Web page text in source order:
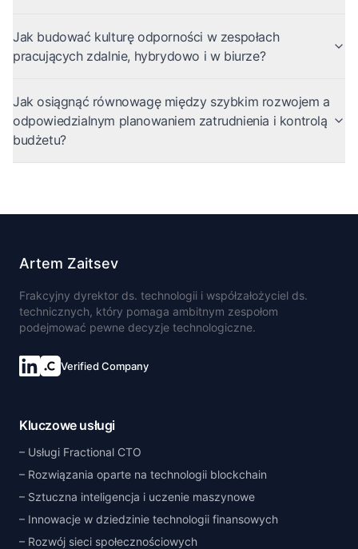
Jak budować kulturę odporności w zespołach
pracujących zdalnie, hybrydowo i w biurze?
Jak osiągnąć równowagę między szybkim rozwojem a
odpowiedzialnym planowaniem zatrudnienia i kontrolą
budżetu?
Artem Zaitsev
Frakcyjny dyrektor ds. technologii i współzałożyciel ds.
technicznych, który pomaga ambitnym zespołom
podejmować pewne decyzje technologiczne.
Verified Company
Kluczowe usługi
Usługi Fractional CTO
Rozwiązania oparte na technologii blockchain
Sztuczna inteligencja i uczenie maszynowe
Innowacje w dziedzinie technologii finansowych
Rozwój sieci społecznościowych